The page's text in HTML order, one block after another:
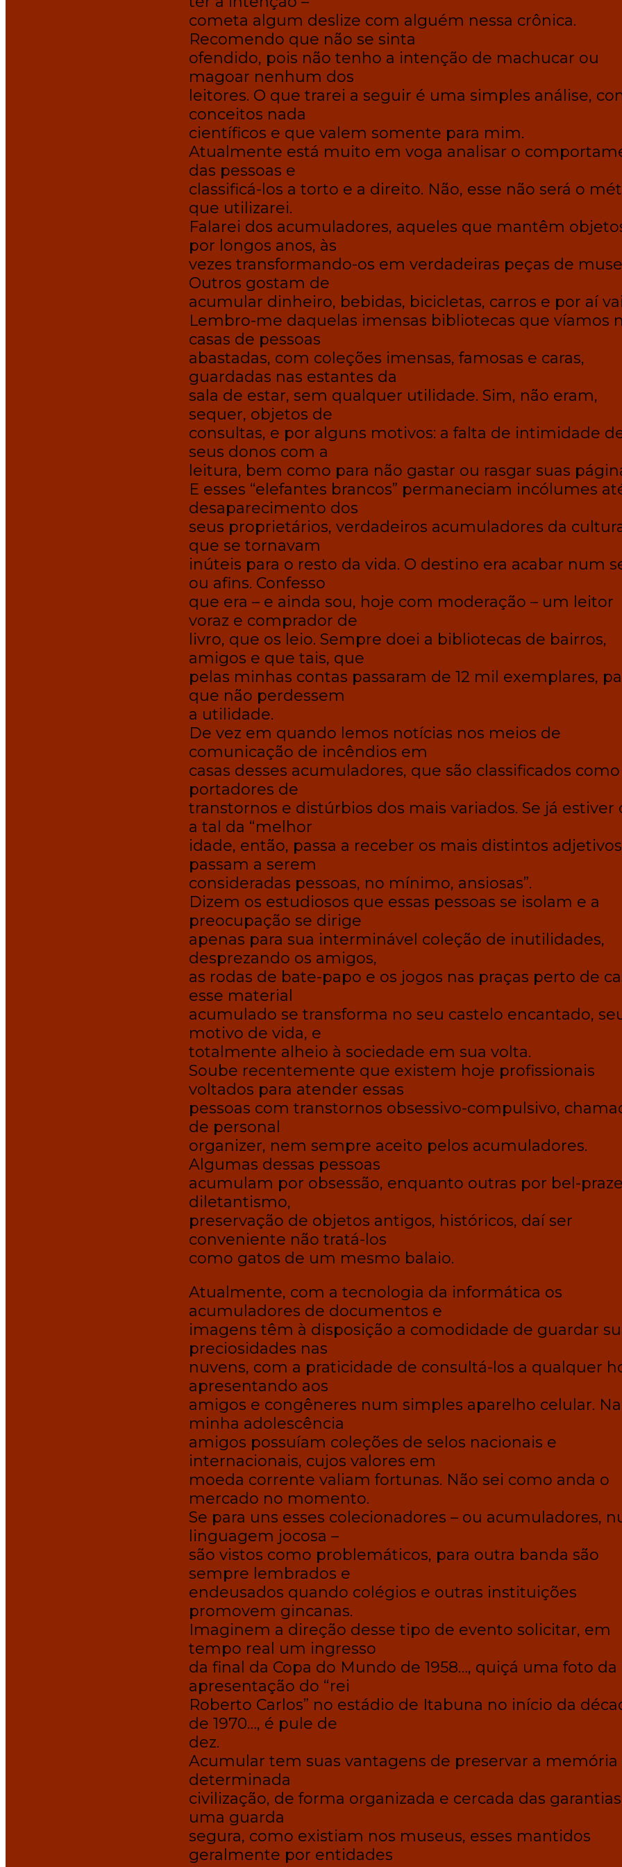
cometa algum deslize com alguém nessa crônica.
Recomendo que não se sinta
ofendido, pois não tenho a intenção de machucar ou
magoar nenhum dos
leitores. O que trarei a seguir é uma simples análise,
conceitos nada
científicos e que valem somente para mim.
Atualmente está muito em voga analisar o
das pessoas e
classificá-los a torto e a direito. Não, esse não será o
que utilizarei.
Falarei dos acumuladores, aqueles que mantêm
por longos anos, às
vezes transformando-os em verdadeiras peças de
Outros gostam de
acumular dinheiro, bebidas, bicicletas, carros e por aí
Lembro-me daquelas imensas bibliotecas que víamos
casas de pessoas
abastadas, com coleções imensas, famosas e caras,
guardadas nas estantes da
sala de estar, sem qualquer utilidade. Sim, não eram,
sequer, objetos de
consultas, e por alguns motivos: a falta de intimidade
seus donos com a
leitura, bem como para não gastar ou rasgar suas
E esses “elefantes brancos” permaneciam incólumes
desaparecimento dos
seus proprietários, verdadeiros acumuladores da
que se tornavam
inúteis para o resto da vida. O destino era acabar num
ou afins. Confesso
que era – e ainda sou, hoje com moderação – um leitor
voraz e comprador de
livro, que os leio. Sempre doei a bibliotecas de bairros,
amigos e que tais, que
pelas minhas contas passaram de 12 mil exemplares,
que não perdessem
a utilidade.
De vez em quando lemos notícias nos meios de
comunicação de incêndios em
casas desses acumuladores, que são classificados como
portadores de
transtornos e distúrbios dos mais variados. Se já estiver
a tal da “melhor
idade, então, passa a receber os mais distintos
passam a serem
consideradas pessoas, no mínimo, ansiosas”.
Dizem os estudiosos que essas pessoas se isolam e a
preocupação se dirige
apenas para sua interminável coleção de inutilidades,
desprezando os amigos,
as rodas de bate-papo e os jogos nas praças perto de
esse material
acumulado se transforma no seu castelo encantado,
motivo de vida, e
totalmente alheio à sociedade em sua volta.
Soube recentemente que existem hoje profissionais
voltados para atender essas
pessoas com transtornos obsessivo-compulsivo,
de personal
organizer, nem sempre aceito pelos acumuladores.
Algumas dessas pessoas
acumulam por obsessão, enquanto outras por bel-
diletantismo,
preservação de objetos antigos, históricos, daí ser
conveniente não tratá-los
como gatos de um mesmo balaio.
Atualmente, com a tecnologia da informática os
acumuladores de documentos e
imagens têm à disposição a comodidade de guardar
preciosidades nas
nuvens, com a praticidade de consultá-los a qualquer
apresentando aos
amigos e congêneres num simples aparelho celular. Na
minha adolescência
amigos possuíam coleções de selos nacionais e
internacionais, cujos valores em
moeda corrente valiam fortunas. Não sei como anda o
mercado no momento.
Se para uns esses colecionadores – ou acumuladores,
linguagem jocosa –
são vistos como problemáticos, para outra banda são
sempre lembrados e
endeusados quando colégios e outras instituições
promovem gincanas.
Imaginem a direção desse tipo de evento solicitar, em
tempo real um ingresso
da final da Copa do Mundo de 1958…, quiçá uma foto da
apresentação do “rei
Roberto Carlos” no estádio de Itabuna no início da
de 1970…, é pule de
dez.
Acumular tem suas vantagens de preservar a memória
determinada
civilização, de forma organizada e cercada das
uma guarda
segura, como existiam nos museus, esses mantidos
geralmente por entidades